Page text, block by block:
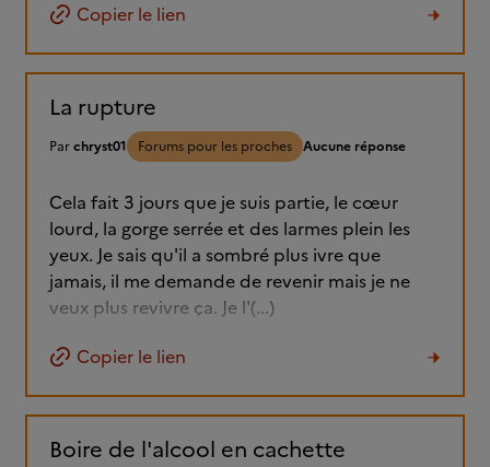
Copier le lien
La rupture
Parchryst01 Forums pour les proches Aucune réponse
Cela fait 3 jours que je suis partie, le cœur
lourd, la gorge serrée et des larmes plein les
yeux. Je sais qu'il a sombré plus ivre que
jamais, il me demande de revenir mais je ne
veux plus revivre ça. Je l'(...)
Copier le lien
Boire de l'alcool en cachette